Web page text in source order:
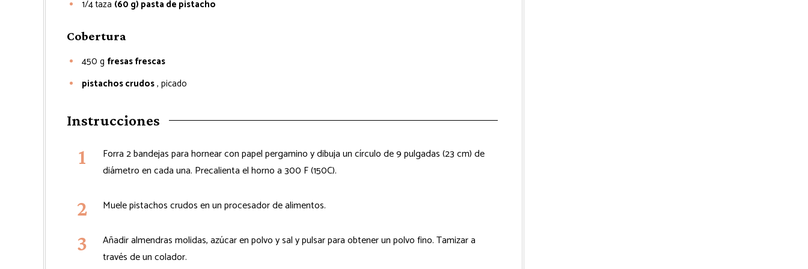
1/4taza (60 g) pasta de pistacho
Cobertura
450 g fresas frescas
pistachos crudos, picado
Instrucciones
Forra 2 bandejas para hornear con papel pergamino y dibuja un círculo de 9 pulgadas (23 cm) de
diámetro en cada una. Precalienta el horno a 300 F (150C).
Muele pistachos crudos en un procesador de alimentos.
Añadir almendras molidas, azúcar en polvo y sal y pulsar para obtener un polvo fino. Tamizar a
través de un colador.